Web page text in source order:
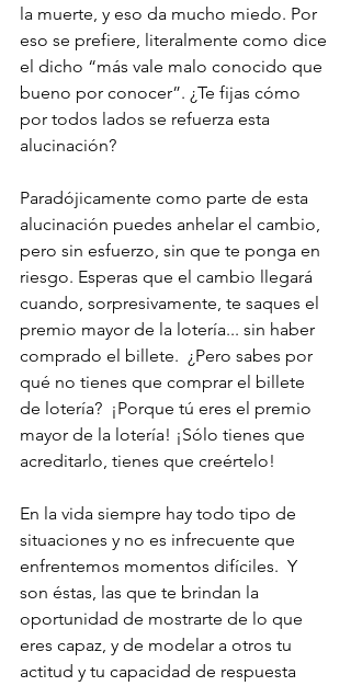
la muerte, y eso da mucho miedo. Por
eso se prefiere, literalmente como dice
el dicho “más vale malo conocido que
bueno por conocer”. ¿Te fijas cómo
por todos lados se refuerza esta
alucinación?
Paradójicamente como parte de esta
alucinación puedes anhelar el cambio,
pero sin esfuerzo, sin que te ponga en
riesgo. Esperas que el cambio llegará
cuando, sorpresivamente, te saques el
premio mayor de la lotería... sin haber
comprado el billete.  ¿Pero sabes por
qué no tienes que comprar el billete
de lotería?  ¡Porque tú eres el premio
mayor de la lotería! ¡Sólo tienes que
acreditarlo, tienes que creértelo!
En la vida siempre hay todo tipo de
situaciones y no es infrecuente que
enfrentemos momentos difíciles.  Y
son éstas, las que te brindan la
oportunidad de mostrarte de lo que
eres capaz, y de modelar a otros tu
actitud y tu capacidad de respuesta